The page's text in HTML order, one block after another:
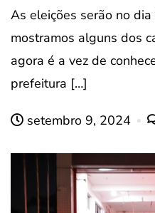
As eleições serão no
mostramos alguns dos
agora é a vez de
prefeitura […]
setembro 9, 2024